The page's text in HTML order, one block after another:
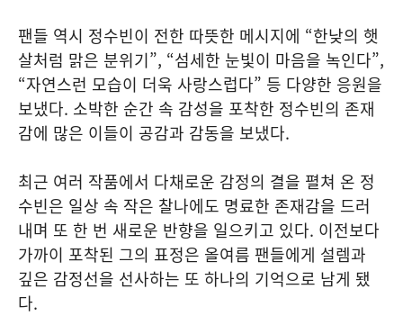
팬들 역시 정수빈이 전한 따뜻한 메시지에 “한낮의 햇
살처럼 맑은 분위기”, “섬세한 눈빛이 마음을 녹인다”,
“자연스런 모습이 더욱 사랑스럽다” 등 다양한 응원을
보냈다. 소박한 순간 속 감성을 포착한 정수빈의 존재
감에 많은 이들이 공감과 감동을 보냈다.
최근 여러 작품에서 다채로운 감정의 결을 펼쳐 온 정
수빈은 일상 속 작은 찰나에도 명료한 존재감을 드러
내며 또 한 번 새로운 반향을 일으키고 있다. 이전보다
가까이 포착된 그의 표정은 올여름 팬들에게 설렘과
깊은 감정선을 선사하는 또 하나의 기억으로 남게 됐
다.